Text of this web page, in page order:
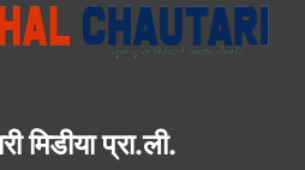
मिडीया प्रा.ली.